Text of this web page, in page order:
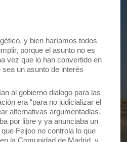
y bien haríamos todos
porque el asunto no es
vez que lo han convertido en
un asunto de interés
al gobierno dialogo para las
era “para no judicializar el
alternativas argumentadlas.
por libre y ya anunciaba un
Feijoo no controla lo que
la Comunidad de Madrid, y